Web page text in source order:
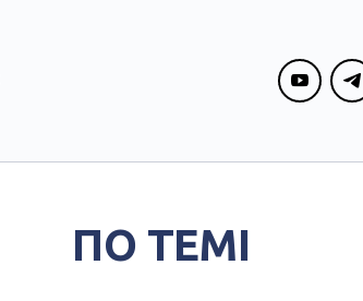
ПО ТЕМІ